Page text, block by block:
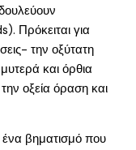
Πρόκειται για
την οξύτατη
και όρθια
οξεία όραση και
βηματισμό που